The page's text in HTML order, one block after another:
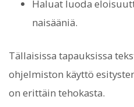
Haluat luoda
naisääniä.
Tällaisissa tapauksissa
ohjelmiston käyttö
on erittäin tehokasta.